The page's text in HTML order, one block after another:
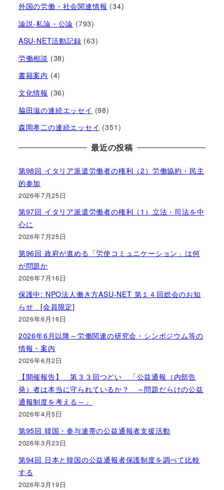
外国の労働・社会関連情報 (34)
論説-私論・公論 (793)
ASU-NET活動記録 (63)
労働相談 (38)
書籍案内 (4)
文化情報 (36)
脇田滋の連続エッセイ (98)
森岡孝二の連続エッセイ (351)
最近の投稿
第98回 イタリア派遣労働者の権利（2）労働協約・民主
的参加
2026年7月25日
第97回 イタリア派遣労働者の権利（1）立法・司法を中
心に
2026年7月25日
第96回 政府が進める「労使コミュニケーション」は何
が問題か
2026年7月16日
保護中: NPO法人働き方ASU-NET 第１４回総会のお知
らせ [会員限定]
2026年6月16日
2026年6月以降～労働関連の研究会・シンポジウム等の
情報・案内
2026年6月2日
【開催報告】 第３３回つどい 「公益通報（内部告
発）者は本当に守られているか？ ～問題だらけの公益
通報制度を考える～」
2026年4月5日
第95回 韓国・参与連帯の公益通報者支援活動
2026年3月23日
第94回 日本と韓国の公益通報者保護制度を調べて比較
する
2026年3月19日